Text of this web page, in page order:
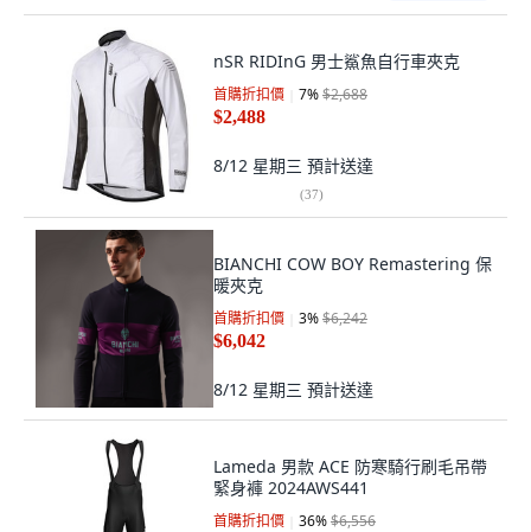
nSR RIDInG 男士鯊魚自行車夾克
首購折扣價 7%$2,688
$2,488
8/12 星期三 預計送達
(37)
BIANCHI COW BOY Remastering 保
暖夾克
首購折扣價 3%$6,242
$6,042
8/12 星期三 預計送達
Lameda 男款 ACE 防寒騎行刷毛吊帶
緊身褲 2024AWS441
首購折扣價 36%$6,556